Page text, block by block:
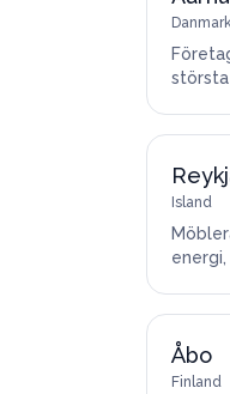
Island
Åbo
Finland